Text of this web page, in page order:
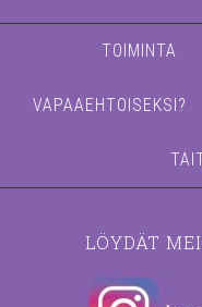
TOIMINTA
VAPAAEHTOISEKSI?
LÖYDÄT